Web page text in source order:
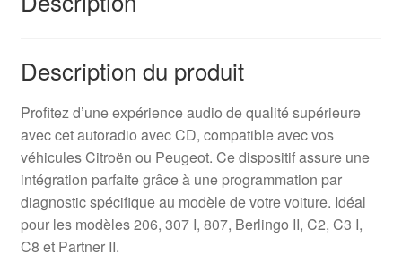
Description du produit
Profitez d’une expérience audio de qualité supérieure
avec cet autoradio avec CD, compatible avec vos
véhicules Citroën ou Peugeot. Ce dispositif assure une
intégration parfaite grâce à une programmation par
diagnostic spécifique au modèle de votre voiture. Idéal
pour les modèles 206, 307 I, 807, Berlingo II, C2, C3 I,
C8 et Partner II.